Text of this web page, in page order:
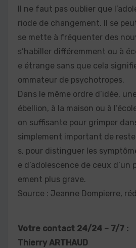
Il ne faut pas oublier que
riode de changement. Il se
se mette à fréquenter des
s’habiller différemment ou à
e étrange sans que cela
ommateur de psychotropes.
Dans le même ordre d’idée,
ébellion, à la maison ou à
on suffisante pour grimper
simplement important de
s, pour distinguer les
e d’adolescence de ceux
ement plus grave.
Source : Jeanne Dompierre,
Votre contact 24/24 – 7/7 :
Thierry ARTHAUD